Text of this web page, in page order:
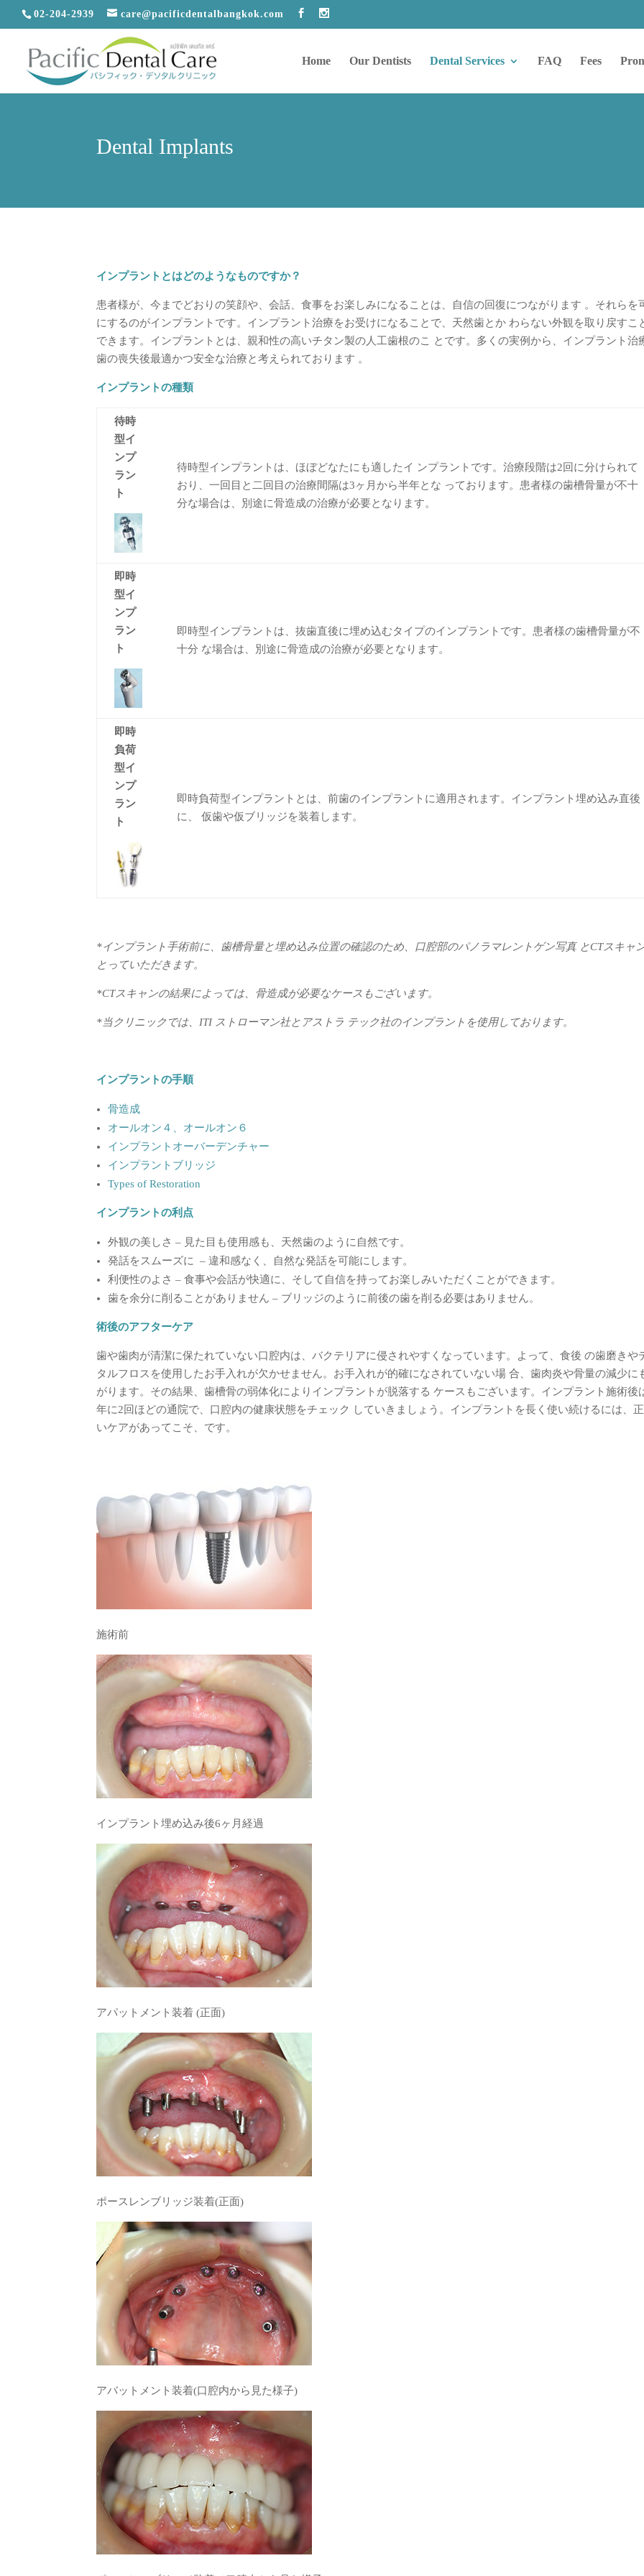
02-204-2939 care@pacificdentalbangkok.com
Home Our Dentists Dental Services FAQ Fees
Dental Implants
インプラントとはどのようなものですか？
患者様が、今までどおりの笑顔や、会話、食事をお楽しみになることは、自信の回復につながります 。それらを
にするのがインプラントです。インプラント治療をお受けになることで、天然歯とか わらない外観を取り戻すこ
できます。インプラントとは、親和性の高いチタン製の人工歯根のこ とです。多くの実例から、インプラント治
歯の喪失後最適かつ安全な治療と考えられております 。
インプラントの種類
待時
型イ
ンプ
ラン
ト
待時型インプラントは、ほぼどなたにも適したイ ンプラントです。治療段階は2回に分けられて
おり、一回目と二回目の治療間隔は3ヶ月から半年とな っております。患者様の歯槽骨量が不十
分な場合は、別途に骨造成の治療が必要となります。
即時
型イ
ンプ
ラン
ト
即時型インプラントは、抜歯直後に埋め込むタイプのインプラントです。患者様の歯槽骨量が不
十分 な場合は、別途に骨造成の治療が必要となります。
即時
負荷
型イ
ンプ
ラン
ト
即時負荷型インプラントとは、前歯のインプラントに適用されます。インプラント埋め込み直後
に、 仮歯や仮ブリッジを装着します。
*インプラント手術前に、歯槽骨量と埋め込み位置の確認のため、口腔部のパノラマレントゲン写真 とCTスキャ
とっていただきます。
*CTスキャンの結果によっては、骨造成が必要なケースもございます。
*当クリニックでは、ITI ストローマン社とアストラ テック社のインプラントを使用しております。
インプラントの手順
骨造成
オールオン４、オールオン６
インプラントオーバーデンチャー
インプラントブリッジ
Types of Restoration
インプラントの利点
外観の美しさ – 見た目も使用感も、天然歯のように自然です。
発話をスムーズに – 違和感なく、自然な発話を可能にします。
利便性のよさ – 食事や会話が快適に、そして自信を持ってお楽しみいただくことができます。
歯を余分に削ることがありません – ブリッジのように前後の歯を削る必要はありません。
術後のアフターケア
歯や歯肉が清潔に保たれていない口腔内は、バクテリアに侵されやすくなっています。よって、食後 の歯磨きや
タルフロスを使用したお手入れが欠かせません。お手入れが的確になされていない場 合、歯肉炎や骨量の減少に
がります。その結果、歯槽骨の弱体化によりインプラントが脱落する ケースもございます。インプラント施術後
年に2回ほどの通院で、口腔内の健康状態をチェック していきましょう。インプラントを長く使い続けるには、
いケアがあってこそ、です。
施術前
インプラント埋め込み後6ヶ月経過
アパットメント装着 (正面)
ポースレンブリッジ装着(正面)
アバットメント装着(口腔内から見た様子)